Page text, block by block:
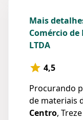
Mais
Comércio
LTDA
4,5
Procurando
de materiais
Centro,